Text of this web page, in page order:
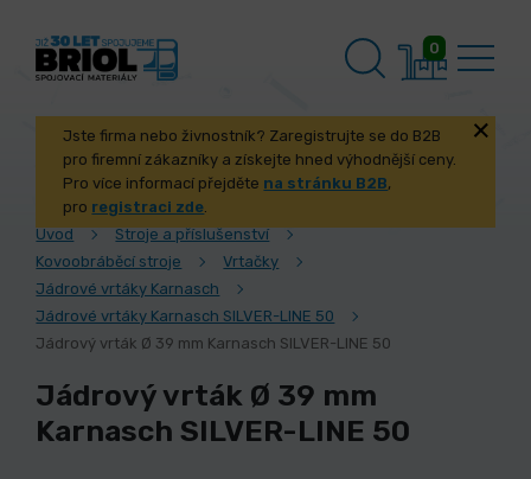
0
Jste firma nebo živnostník? Zaregistrujte se do B2B
pro firemní zákazníky a získejte hned výhodnější ceny.
Pro více informací přejděte na stránku B2B,
pro registraci zde.
Úvod
Stroje a příslušenství
Kovoobráběcí stroje
Vrtačky
Jádrové vrtáky Karnasch
Jádrové vrtáky Karnasch SILVER-LINE 50
Jádrový vrták Ø 39 mm Karnasch SILVER-LINE 50
Jádrový vrták Ø 39 mm
Karnasch SILVER-LINE 50